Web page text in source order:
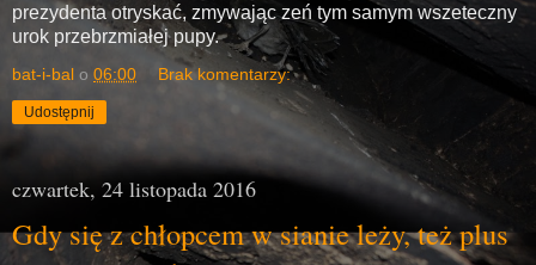
prezydenta otryskać, zmywając zeń tym samym wszeteczny
urok przebrzmiałej pupy.
bat-i-bal o 06:00 Brak komentarzy:
Udostępnij
czwartek, 24 listopada 2016
Gdy się z chłopcem w sianie leży, też plus